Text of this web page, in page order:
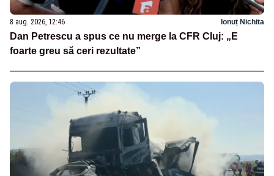
8 aug. 2026, 12:46 Ionuț Nichita
Dan Petrescu a spus ce nu merge la CFR Cluj: „E
foarte greu să ceri rezultate”